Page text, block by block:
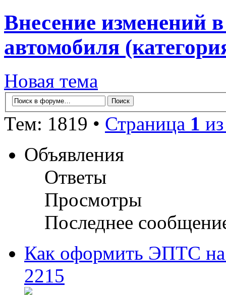
Внесение изменений
автомобиля
Новая тема
Тем: 1819 • Страница 1
Объявления
Ответы
Просмотры
Последнее
Как оформить ЭПТС
2215